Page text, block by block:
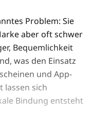
Problem: Sie
aber oft schwer
Bequemlichkeit
was den Einsatz
und App-
lassen sich
Bindung entsteht